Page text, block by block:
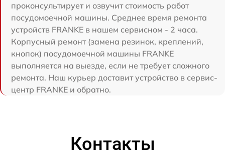
проконсультирует и озвучит стоимость работ
посудомоечной машины. Среднее время ремонта
устройств FRANKE в нашем сервисном - 2 часа.
Корпусный ремонт (замена резинок, креплений,
кнопок) посудомоечной машины FRANKE
выполняется на выезде, если не требует сложного
ремонта. Наш курьер доставит устройство в сервис-
центр FRANKE и обратно.
Контакты